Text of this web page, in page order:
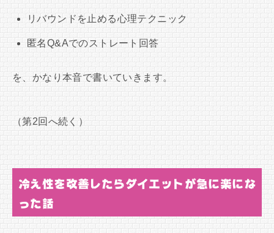
リバウンドを止める心理テクニック
匿名Q&Aでのストレート回答
を、かなり本音で書いていきます。
（第2回へ続く）
冷え性を改善したらダイエットが急に楽にな
った話